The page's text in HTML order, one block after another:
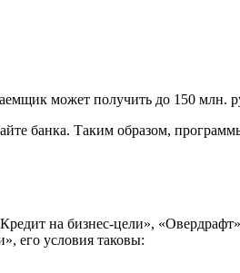
может получить до 150 млн.
банка. Таким образом,
на бизнес-цели»,
его условия таковы: